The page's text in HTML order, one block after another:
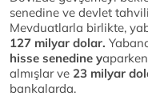
senedine ve devlet
Mevduatlarla birlikte,
127 milyar dolar.
hisse senedine y
almışlar ve 23 milyar
bankalarda.